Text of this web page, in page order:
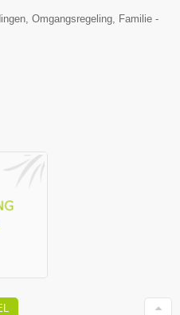
Omgangsregeling, Familie -